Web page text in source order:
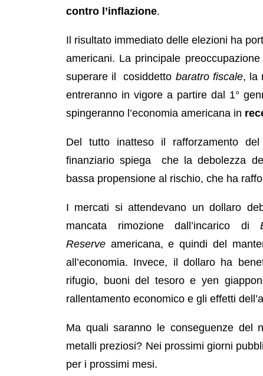
contro l’inflazione.
Il risultato immediato delle elezioni ha
americani. La principale
superare il cosiddetto baratro fiscale, la
entreranno in vigore a partire dal 1°
spingeranno l’economia americana in
Del tutto inatteso il rafforzamento
finanziario spiega che la debolezza
bassa propensione al rischio, che ha
I mercati si attendevano un dollaro
mancata rimozione dall’incarico di
Reserve americana, e quindi del
all’economia. Invece, il dollaro ha
rifugio, buoni del tesoro e yen
rallentamento economico e gli effetti
Ma quali saranno le conseguenze del
metalli preziosi? Nei prossimi giorni
per i prossimi mesi.